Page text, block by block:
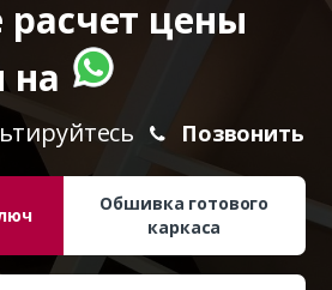
цены
на
Позвонить
Обшивка готового
каркаса